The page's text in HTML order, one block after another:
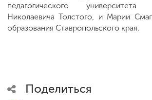
педагогического
Николаевича Толстого, и Марии
образования Ставропольского края.
Поделиться